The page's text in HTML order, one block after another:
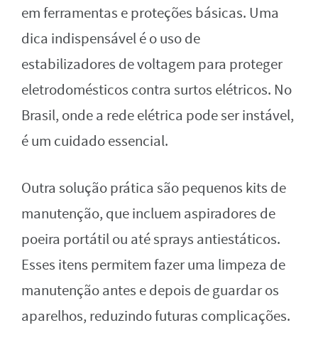
em ferramentas e proteções básicas. Uma
dica indispensável é o uso de
estabilizadores de voltagem para proteger
eletrodomésticos contra surtos elétricos. No
Brasil, onde a rede elétrica pode ser instável,
é um cuidado essencial.
Outra solução prática são pequenos kits de
manutenção, que incluem aspiradores de
poeira portátil ou até sprays antiestáticos.
Esses itens permitem fazer uma limpeza de
manutenção antes e depois de guardar os
aparelhos, reduzindo futuras complicações.